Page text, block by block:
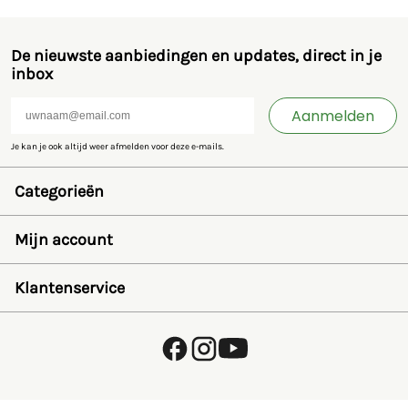
De nieuwste aanbiedingen en updates, direct in je
inbox
Aanmelden
Je kan je ook altijd weer afmelden voor deze e-mails.
Categorieën
Bruder
SIKU
Rolly Toys
Britains
Kids Globe
Jamara
Mijn account
Wensenlijst
Wachtwoord herstellen
Account aanmaken
Klantenservice